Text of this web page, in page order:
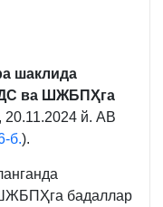
шаклида
ва ШЖБПҲга
, 20.11.2024 й. АВ
б.).
бадаллар